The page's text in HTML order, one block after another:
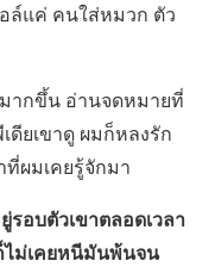
ล์แค่ คนใส่หมวก ตัว
ากขึ้น อ่านจดหมายที่
ดียเขาดู ผมก็หลงรัก
ที่ผมเคยรู้จักมา
อบตัวเขาตลอดเวลา
ไม่เคยหนีมันพ้นจน